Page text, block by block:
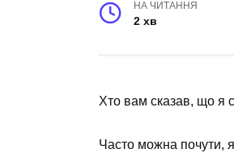
НА ЧИТАННЯ
2 хв
Хто вам сказав, що я
Часто можна почути,